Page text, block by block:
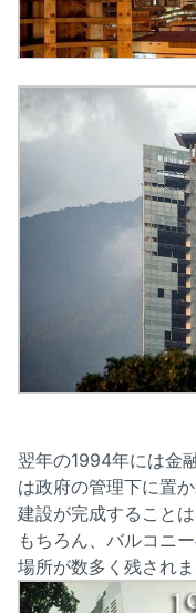
翌年の1994年には金
は政府の管理下に置
建設が完成すること
もちろん、バルコニ
場所が数多く残されま